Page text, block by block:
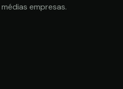
empresas.